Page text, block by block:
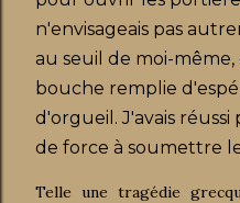
n'envisageais pas
au seuil de moi-même,
bouche remplie
d'orgueil. J'avais
de force à soumettre
Telle une tragédie